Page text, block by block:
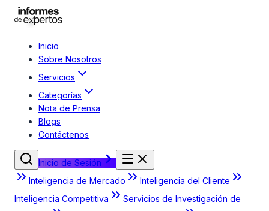
Inicio
Sobre Nosotros
Servicios
Categorías
Nota de Prensa
Blogs
Contáctenos
Inicio de Sesión
Inteligencia de Mercado
Inteligencia del Cliente
Inteligencia Competitiva
Servicios de Investigación de